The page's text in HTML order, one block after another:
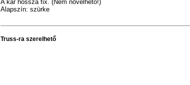
A kar hossza fix. (Nem növelhető!)
Alapszín: szürke
Truss-ra szerelhető